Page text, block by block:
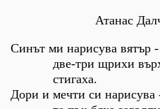
Атанас
Синът ми нарисува вятър -
две-три щрихи
стигаха.
Дори и мечти си нарисува